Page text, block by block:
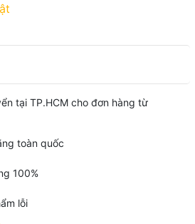
tại TP.HCM cho đơn hàng từ
toàn quốc
100%
lỗi